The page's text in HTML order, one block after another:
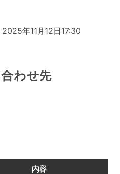
年11月12日17:30
わせ先
内容